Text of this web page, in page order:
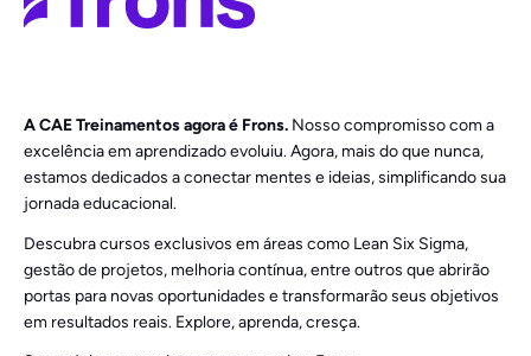
A CAE Treinamentos agora é Frons. Nosso compromisso com a
excelência em aprendizado evoluiu. Agora, mais do que nunca,
estamos dedicados a conectar mentes e ideias, simplificando sua
jornada educacional.
Descubra cursos exclusivos em áreas como Lean Six Sigma,
gestão de projetos, melhoria contínua, entre outros que abrirão
portas para novas oportunidades e transformarão seus objetivos
em resultados reais. Explore, aprenda, cresça.